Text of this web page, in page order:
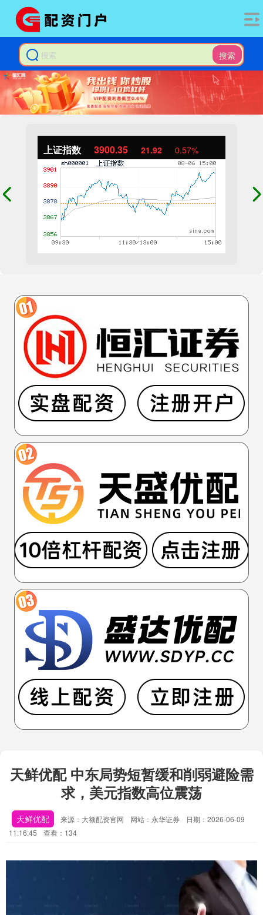
搜索
上证指数 3900.35 21.92 0.57%
天鲜优配 中东局势短暂缓和削弱避险需
求，美元指数高位震荡
天鲜优配 来源：大额配资官网 网站：永华证券
日期：2026-06-09
11:16:45
查看：134